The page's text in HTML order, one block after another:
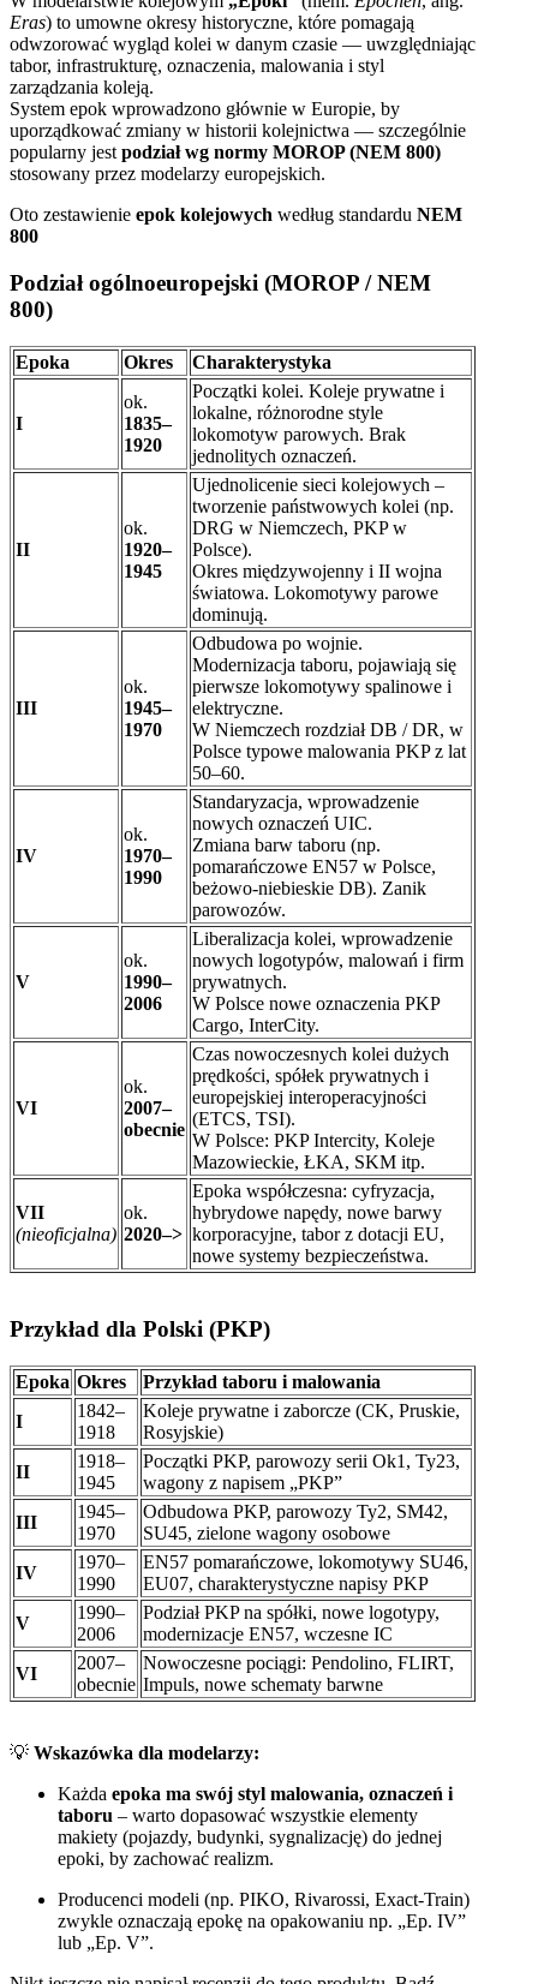
Eras) to umowne okresy historyczne, które pomagają
odwzorować wygląd kolei w danym czasie — uwzględniając
tabor, infrastrukturę, oznaczenia, malowania i styl
zarządzania koleją.
System epok wprowadzono głównie w Europie, by
uporządkować zmiany w historii kolejnictwa — szczególnie
popularny jest podział wg normy MOROP (NEM 800)
stosowany przez modelarzy europejskich.
Oto zestawienie epok kolejowych według standardu NEM
800
Podział ogólnoeuropejski (MOROP / NEM
800)
Epoka Okres Charakterystyka
I
ok.
1835–
1920
Początki kolei. Koleje prywatne i
lokalne, różnorodne style
lokomotyw parowych. Brak
jednolitych oznaczeń.
II
ok.
1920–
1945
Ujednolicenie sieci kolejowych –
tworzenie państwowych kolei (np.
DRG w Niemczech, PKP w
Polsce).
Okres międzywojenny i II wojna
światowa. Lokomotywy parowe
dominują.
III
ok.
1945–
1970
Odbudowa po wojnie.
Modernizacja taboru, pojawiają się
pierwsze lokomotywy spalinowe i
elektryczne.
W Niemczech rozdział DB / DR, w
Polsce typowe malowania PKP z lat
50–60.
IV
ok.
1970–
1990
Standaryzacja, wprowadzenie
nowych oznaczeń UIC.
Zmiana barw taboru (np.
pomarańczowe EN57 w Polsce,
beżowo-niebieskie DB). Zanik
parowozów.
V
ok.
1990–
2006
Liberalizacja kolei, wprowadzenie
nowych logotypów, malowań i firm
prywatnych.
W Polsce nowe oznaczenia PKP
Cargo, InterCity.
VI
ok.
2007–
obecnie
Czas nowoczesnych kolei dużych
prędkości, spółek prywatnych i
europejskiej interoperacyjności
(ETCS, TSI).
W Polsce: PKP Intercity, Koleje
Mazowieckie, ŁKA, SKM itp.
VII
(nieoficjalna)
ok.
2020–>
Epoka współczesna: cyfryzacja,
hybrydowe napędy, nowe barwy
korporacyjne, tabor z dotacji EU,
nowe systemy bezpieczeństwa.
Przykład dla Polski (PKP)
Epoka Okres
Przykład taboru i malowania
I
1842–
1918
Koleje prywatne i zaborcze (CK, Pruskie,
Rosyjskie)
II
1918–
1945
Początki PKP, parowozy serii Ok1, Ty23,
wagony z napisem „PKP”
III
1945–
1970
Odbudowa PKP, parowozy Ty2, SM42,
SU45, zielone wagony osobowe
IV
1970–
1990
EN57 pomarańczowe, lokomotywy SU46,
EU07, charakterystyczne napisy PKP
V
1990–
2006
Podział PKP na spółki, nowe logotypy,
modernizacje EN57, wczesne IC
VI
2007–
obecnie
Nowoczesne pociągi: Pendolino, FLIRT,
Impuls, nowe schematy barwne
💡 Wskazówka dla modelarzy:
Każda epoka ma swój styl malowania, oznaczeń i
taboru – warto dopasować wszystkie elementy
makiety (pojazdy, budynki, sygnalizację) do jednej
epoki, by zachować realizm.
Producenci modeli (np. PIKO, Rivarossi, Exact-Train)
zwykle oznaczają epokę na opakowaniu np. „Ep. IV”
lub „Ep. V”.